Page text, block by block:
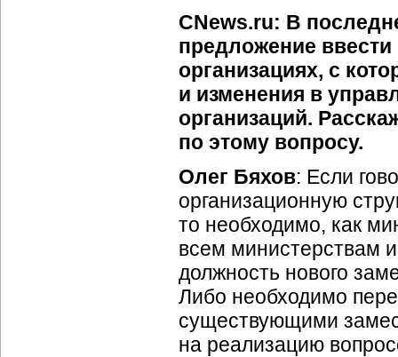
CNews.ru: В
предложение ввести
организациях, с
и изменения в
организаций.
по этому вопросу.
Олег Бяхов: Если
организационную
то необходимо, как
всем министерствам
должность нового
Либо необходимо
существующими
на реализацию